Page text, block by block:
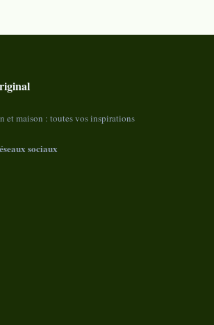
et maison : toutes vos inspirations
sociaux